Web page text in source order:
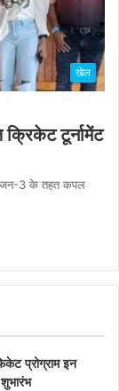
खेल
टूर्नामेंट
3 के तहत कपल
प्रोग्राम इन